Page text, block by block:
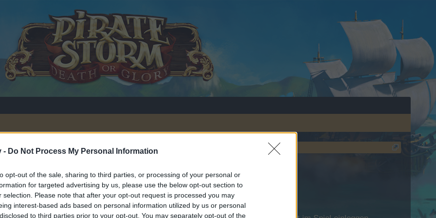
- Do Not Process My Personal Information
opt-out of the sale, sharing to third parties, or processing of your personal or
for targeted advertising by us, please use the below opt-out section to
selection. Please note that after your opt-out request is processed you may
interest-based ads based on personal information utilized by us or personal
to third parties prior to your opt-out. You may separately opt-out of the
14 November 2013.